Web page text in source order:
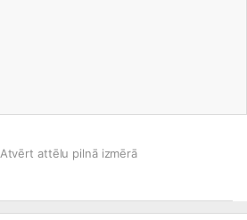
Atvērt attēlu pilnā izmērā